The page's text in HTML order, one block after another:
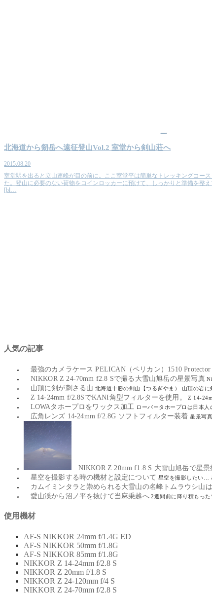
北海道から剱岳へ遠征登山Vol.2 室堂から剣山荘へ
2015.08.20
室堂駅を出ると立山連峰が目の前に。ここ室堂平は簡単なトレッキングコー
た。登山に必要のない荷物をコインロッカーに預けて、しっかりと準備を整
[bl…
人気の記事
最強のカメラケース PELICAN（ペリカン）1510 Protector
NIKKOR Z 24-70mm f2.8 Sで撮る大雪山旭岳の星景写真
山頂に剣が刺さる山 北海道十勝の剣山【つるぎやま） 山頂の岩
Z 14-24mm f/2.8SでKANI角型フィルターを使用。 Z 14-
LOWAタホープロをワックス加工 ローバータホープロは日本
広角レンズ 14-24mm f/2.8G ソフトフィルター装着 星景写
NIKKOR Z 20mm f1.8 S 大雪山旭岳で星景
星空を撮影する時の機材と設定について 星空を撮影したい…
カムイミンタラと崇められる大雪山の名峰トムラウシ山
愛山渓から沼ノ平を抜けて当麻乗越へ 2週間前に降り積もっ
使用機材
AF-S NIKKOR 24mm f/1.4G ED
AF-S NIKKOR 50mm f/1.8G
AF-S NIKKOR 85mm f/1.8G
NIKKOR Z 14-24mm f/2.8 S
NIKKOR Z 20mm f/1.8 S
NIKKOR Z 24-120mm f/4 S
NIKKOR Z 24-70mm f/2.8 S